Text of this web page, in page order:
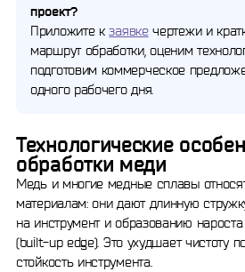
проект?
Приложите кзаявкечертежи и
маршрут обработки, оценим
подготовим коммерческое
одного рабочего дня.
Технологические
обработки меди
Медь и многие медные сплавы
материалам: они дают длинную
на инструмент и образованию
(built-up edge). Это ухудшает чистоту
стойкость инструмента.